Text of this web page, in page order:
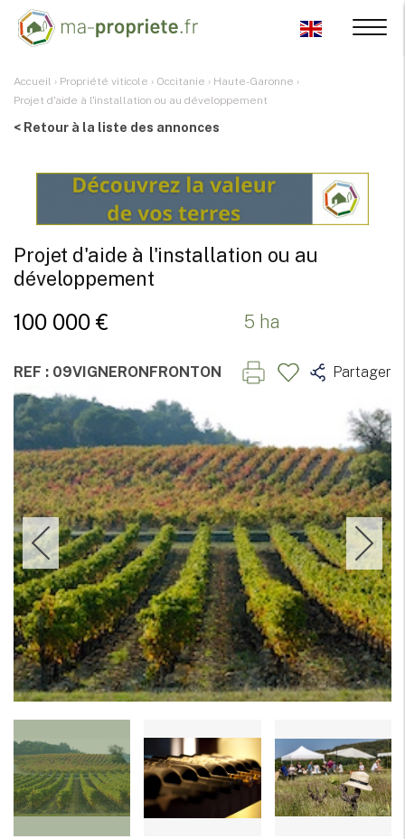
Accueil › Propriété viticole › Occitanie › Haute-Garonne ›
Projet d'aide à l'installation ou au développement
< Retour à la liste des annonces
Projet d'aide à l'installation ou au
développement
100 000 € 5 ha
REF : 09VIGNERONFRONTON Partager